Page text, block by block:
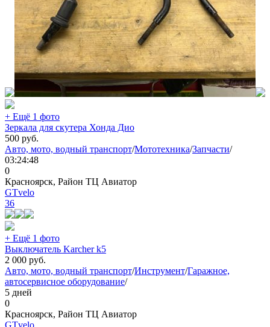
+ Ещё 1 фото
Зеркала для скутера Хонда Дио
500 руб.
Авто, мото, водный транспорт/Мототехника/Запчасти/
03:24:48
0
Красноярск, Район ТЦ Авиатор
GTvelo
36
+ Ещё 1 фото
Выключатель Karcher k5
2 000 руб.
Авто, мото, водный транспорт/Инструмент/Гаражное,
автосервисное оборудование/
5 дней
0
Красноярск, Район ТЦ Авиатор
GTvelo